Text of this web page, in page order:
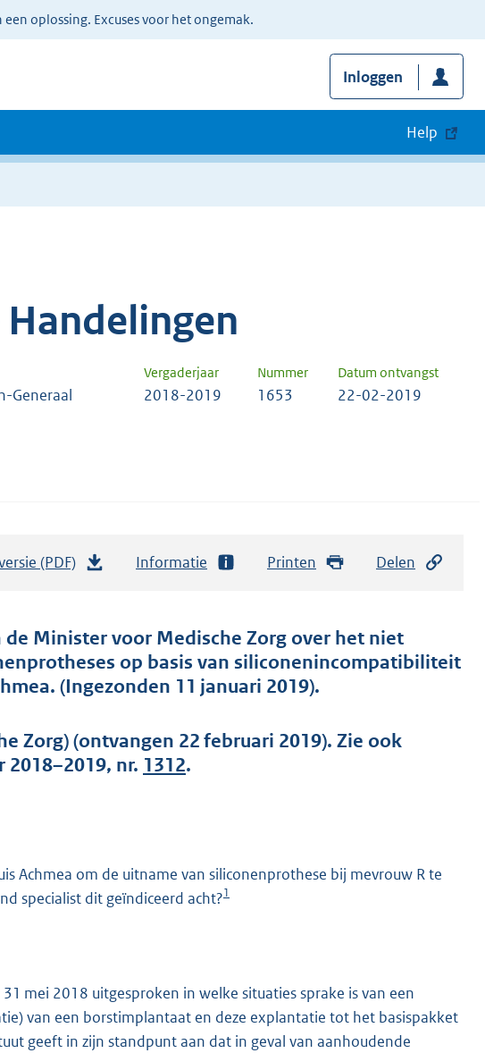
oplossing. Excuses voor het ongemak.
Inloggen
Help
Vergaderjaar Nummer Datum ontvangst
Generaal 2018-2019 1653 22-02-2019
(PDF)
t
a
n
s
g
t
e
K
b
Informatie Printen Delen
de Minister voor Medische Zorg over het niet
op basis van siliconenincompatibiliteit
(Ingezonden 11 januari 2019).
Zorg) (ontvangen 22 februari 2019). Zie ook
nr. 1312.
Achmea om de uitname van siliconenprothese bij mevrouw R te
specialist dit geïndiceerd acht?1
mei 2018 uitgesproken in welke situaties sprake is van een
van een borstimplantaat en deze explantatie tot het basispakket
geeft in zijn standpunt aan dat in geval van aanhoudende